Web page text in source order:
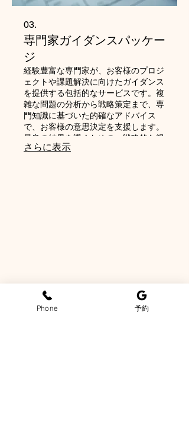
03.
専門家ガイダンスパッケー
ジ
経験豊富な専門家が、お客様のプロジ
ェクトや課題解決に向けたガイダンス
を提供する包括的なサービスです。複
雑な問題の分析から戦略策定まで、専
門知識に基づいた的確なアドバイス
で、お客様の意思決定を支援します。
最良の結果を導くための、戦略的な視
点を提供します。
さらに表示
Phone 予約